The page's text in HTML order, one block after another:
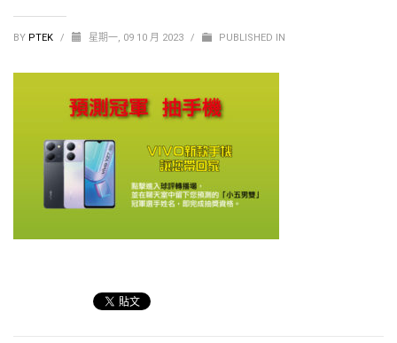
BY PTEK / 星期一, 09 10 月 2023 / PUBLISHED IN